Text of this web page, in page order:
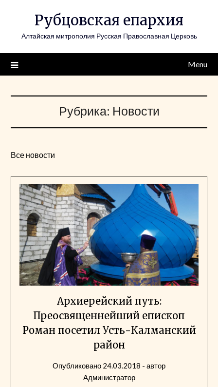
Рубцовская епархия
Алтайская митрополия Русская Православная Церковь
Menu
Рубрика: Новости
Все новости
Архиерейский путь:
Преосвященнейший епископ
Роман посетил Усть-Калманский
район
Опубликовано 24.03.2018 - автор
Администратор